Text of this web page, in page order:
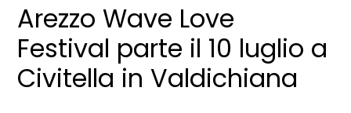
Arezzo Wave Love
Festival parte il 10 luglio a
Civitella in Valdichiana